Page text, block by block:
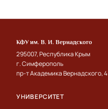
КФУ им. В. И. Вернадского
295007, Республика Крым
г. Симферополь
пр-т Академика Вернадского, 4
УНИВЕРСИТЕТ